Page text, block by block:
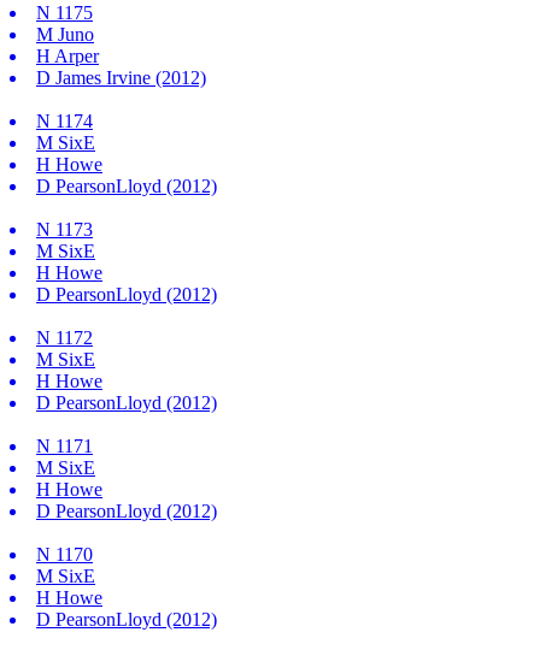
N 1175
M Juno
H Arper
D James Irvine (2012)
N 1174
M SixE
H Howe
D PearsonLloyd (2012)
N 1173
M SixE
H Howe
D PearsonLloyd (2012)
N 1172
M SixE
H Howe
D PearsonLloyd (2012)
N 1171
M SixE
H Howe
D PearsonLloyd (2012)
N 1170
M SixE
H Howe
D PearsonLloyd (2012)